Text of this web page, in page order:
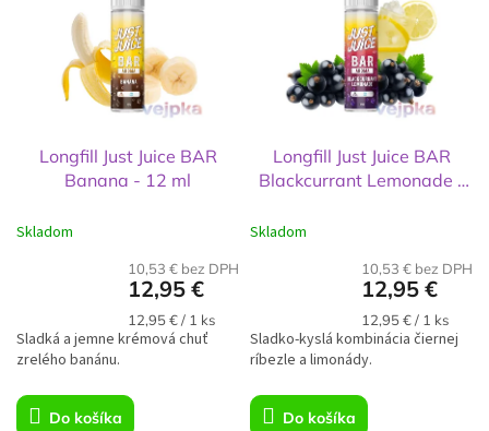
t
Longfill Just Juice BAR
Banana - 12 ml
Skladom
10,53 € bez DPH
12,95 €
Jednotková
cena:
12,95 € / 1 ks
Do košíka
Sladká a jemne krémová chuť
zrelého banánu.
Longfill Just Juice BAR
Blackcurrant Lemonade -
Skladom
10,53 € bez DPH
12,95 €
Jednotková
cena:
12,95 € / 1 ks
Do košíka
Sladko-kyslá kombinácia čiernej
ríbezle a limonády.